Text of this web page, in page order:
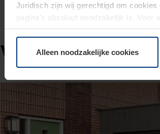
Juridisch zijn wij gerechtigd om
pagina's absoluut noodzakelijk is. Voor
elk moment bij de uitleg van de cookies
Alleen noodzakelijke cookies
Veelgestelde